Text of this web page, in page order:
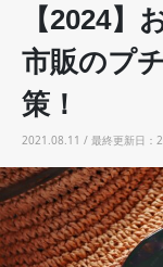
【2024
市販のプ
策！
2021.08.11 / 最終更新日：